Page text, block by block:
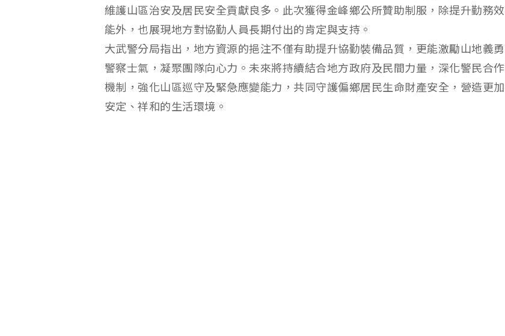
維護山區治安及居民安全貢獻良多。此次獲得金峰鄉公所贊助制服，除提升勤務效
能外，也展現地方對協勤人員長期付出的肯定與支持。
大武警分局指出，地方資源的挹注不僅有助提升協勤裝備品質，更能激勵山地義勇
警察士氣，凝聚團隊向心力。未來將持續結合地方政府及民間力量，深化警民合作
機制，強化山區巡守及緊急應變能力，共同守護偏鄉居民生命財產安全，營造更加
安定、祥和的生活環境。